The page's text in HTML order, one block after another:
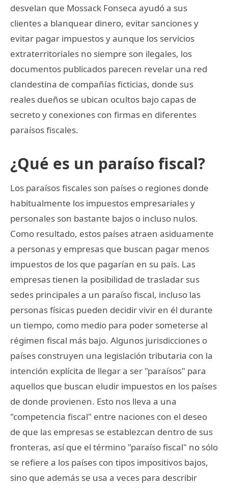
desvelan que Mossack Fonseca ayudó a sus
clientes a blanquear dinero, evitar sanciones y
evitar pagar impuestos y aunque los servicios
extraterritoriales no siempre son ilegales, los
documentos publicados parecen revelar una red
clandestina de compañías ficticias, donde sus
reales dueños se ubican ocultos bajo capas de
secreto y conexiones con firmas en diferentes
paraísos fiscales.
¿Qué es un paraíso fiscal?
Los paraísos fiscales son países o regiones donde
habitualmente los impuestos empresariales y
personales son bastante bajos o incluso nulos.
Como resultado, estos países atraen asiduamente
a personas y empresas que buscan pagar menos
impuestos de los que pagarían en su país. Las
empresas tienen la posibilidad de trasladar sus
sedes principales a un paraíso fiscal, incluso las
personas físicas pueden decidir vivir en él durante
un tiempo, como medio para poder someterse al
régimen fiscal más bajo. Algunos jurisdicciones o
países construyen una legislación tributaria con la
intención explícita de llegar a ser "paraísos" para
aquellos que buscan eludir impuestos en los países
de donde provienen. Esto nos lleva a una
"competencia fiscal" entre naciones con el deseo
de que las empresas se establezcan dentro de sus
fronteras, así que el término "paraíso fiscal" no sólo
se refiere a los países con tipos impositivos bajos,
sino que además se usa a veces para describir